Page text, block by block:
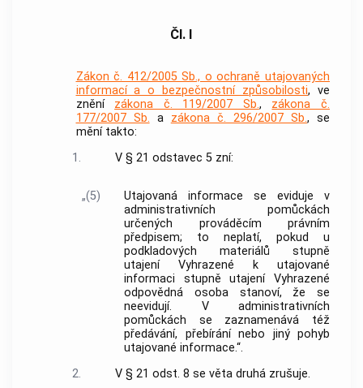
Čl. I
Zákon č. 412/2005 Sb., o ochraně utajovaných
informací a o bezpečnostní způsobilosti, ve
znění zákona č. 119/2007 Sb., zákona č.
177/2007 Sb. a zákona č. 296/2007 Sb., se
mění takto:
1.
V § 21 odstavec 5 zní:
„(5)
Utajovaná informace se eviduje v
administrativních pomůckách
určených prováděcím právním
předpisem; to neplatí, pokud u
podkladových materiálů stupně
utajení Vyhrazené k utajované
informaci stupně utajení Vyhrazené
odpovědná osoba stanoví, že se
neevidují. V administrativních
pomůckách se zaznamenává též
předávání, přebírání nebo jiný pohyb
utajované informace.“.
2.
V § 21 odst. 8 se věta druhá zrušuje.